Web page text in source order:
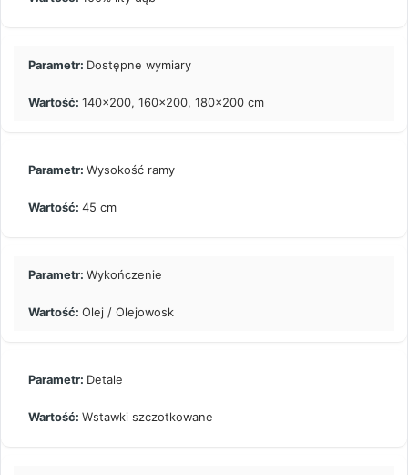
Dostępne wymiary
140×200, 160×200, 180×200 cm
Wysokość ramy
45 cm
Wykończenie
Olej / Olejowosk
Detale
Wstawki szczotkowane